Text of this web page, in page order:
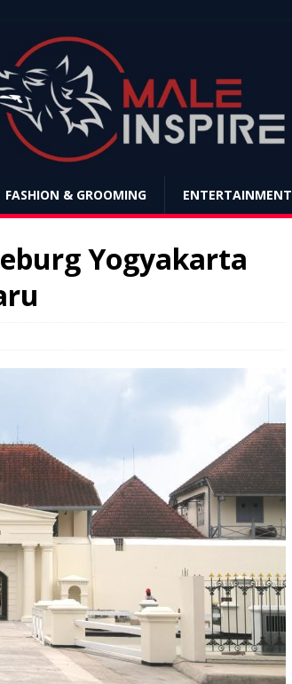
FASHION & GROOMING ENTERTAINMENT
Yogyakarta